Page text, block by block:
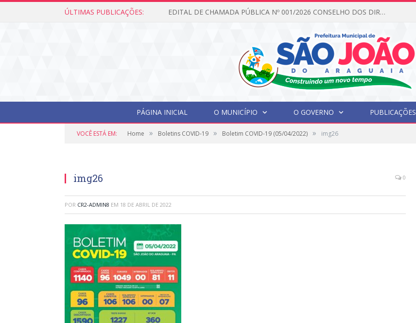
ÚLTIMAS PUBLICAÇÕES: EDITAL DE CHAMADA PÚBLICA Nº 001/2026 CONSELHO DOS DIREITOS DA CRIANÇA E DO ADOLESCENTE
PÁGINA INICIAL O MUNICÍPIO O GOVERNO PUBLICAÇÕES
VOCÊ ESTÁ EM: Home » Boletins COVID-19 » Boletim COVID-19 (05/04/2022) » img26
img26 0
POR CR2-ADMIN8 EM 18 DE ABRIL DE 2022